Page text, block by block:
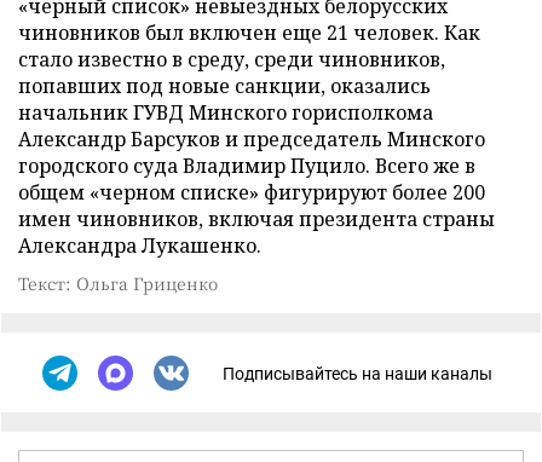
«черный список» невыездных белорусских
чиновников был включен еще 21 человек. Как
стало известно в среду, среди чиновников,
попавших под новые санкции, оказались
начальник ГУВД Минского горисполкома
Александр Барсуков и председатель Минского
городского суда Владимир Пуцило. Всего же в
общем «черном списке» фигурируют более 200
имен чиновников, включая президента страны
Александра Лукашенко.
Текст: Ольга Гриценко
Подписывайтесь на наши каналы